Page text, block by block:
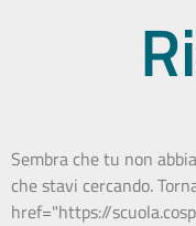
Sembra che tu non
che stavi cercando.
href="https://